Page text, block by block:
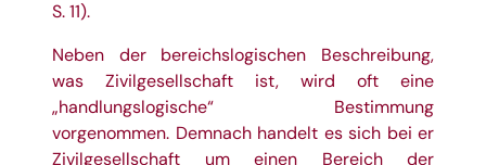
S. 11).
Neben der bereichslogischen Beschreibung,
was Zivilgesellschaft ist, wird oft eine
„handlungslogische“ Bestimmung
vorgenommen. Demnach handelt es sich bei er
Zivilgesellschaft um einen Bereich der